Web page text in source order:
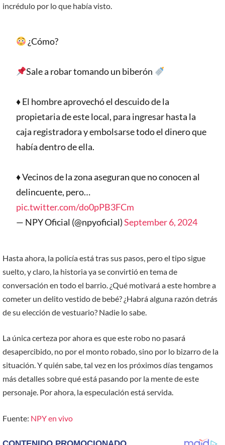
incrédulo por lo que había visto.
¿Cómo?
Sale a robar tomando un biberón
♦️ El hombre aprovechó el descuido de la
propietaria de este local, para ingresar hasta la
caja registradora y embolsarse todo el dinero que
había dentro de ella.
♦️ Vecinos de la zona aseguran que no conocen al
delincuente, pero…
pic.twitter.com/do0pPB3FCm
— NPY Oficial (@npyoficial)September 6, 2024
Hasta ahora, la policía está tras sus pasos, pero el tipo sigue
suelto, y claro, la historia ya se convirtió en tema de
conversación en todo el barrio. ¿Qué motivará a este hombre a
cometer un delito vestido de bebé? ¿Habrá alguna razón detrás
de su elección de vestuario? Nadie lo sabe.
La única certeza por ahora es que este robo no pasará
desapercibido, no por el monto robado, sino por lo bizarro de la
situación. Y quién sabe, tal vez en los próximos días tengamos
más detalles sobre qué está pasando por la mente de este
personaje. Por ahora, la especulación está servida.
Fuente: NPY en vivo